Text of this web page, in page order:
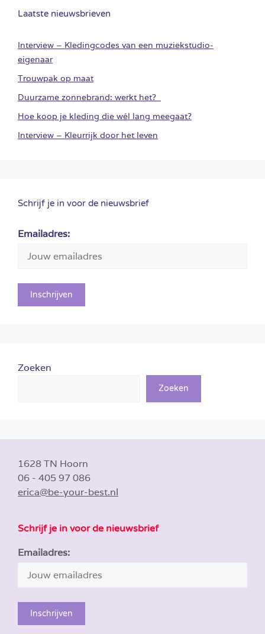
Laatste nieuwsbrieven
Interview – Kledingcodes van een muziekstudio-
eigenaar
Trouwpak op maat
Duurzame zonnebrand: werkt het?
Hoe koop je kleding die wél lang meegaat?
Interview – Kleurrijk door het leven
Schrijf je in voor de nieuwsbrief
Emailadres:
Zoeken
Zoeken
1628 TN Hoorn
06 - 405 97 086
erica@be-your-best.nl
Schrijf je in voor de nieuwsbrief
Emailadres: